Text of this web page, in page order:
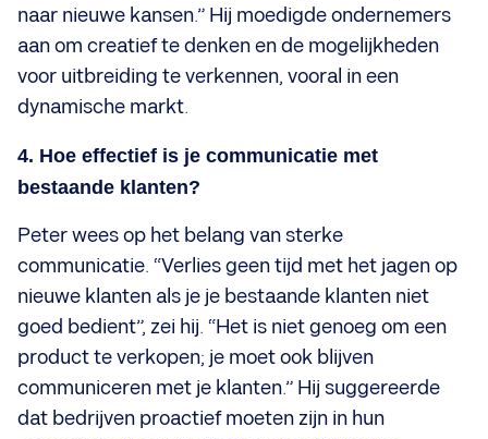
naar nieuwe kansen.” Hij moedigde ondernemers
aan om creatief te denken en de mogelijkheden
voor uitbreiding te verkennen, vooral in een
dynamische markt.
4. Hoe effectief is je communicatie met
bestaande klanten?
Peter wees op het belang van sterke
communicatie. “Verlies geen tijd met het jagen op
nieuwe klanten als je je bestaande klanten niet
goed bedient”, zei hij. “Het is niet genoeg om een
product te verkopen; je moet ook blijven
communiceren met je klanten.” Hij suggereerde
dat bedrijven proactief moeten zijn in hun